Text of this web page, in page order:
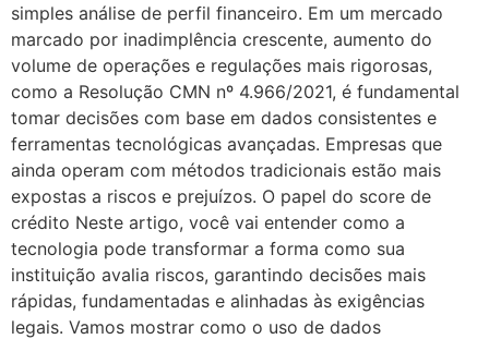
simples análise de perfil financeiro. Em um mercado
marcado por inadimplência crescente, aumento do
volume de operações e regulações mais rigorosas,
como a Resolução CMN nº 4.966/2021, é fundamental
tomar decisões com base em dados consistentes e
ferramentas tecnológicas avançadas. Empresas que
ainda operam com métodos tradicionais estão mais
expostas a riscos e prejuízos. O papel do score de
crédito Neste artigo, você vai entender como a
tecnologia pode transformar a forma como sua
instituição avalia riscos, garantindo decisões mais
rápidas, fundamentadas e alinhadas às exigências
legais. Vamos mostrar como o uso de dados